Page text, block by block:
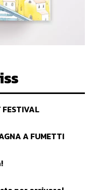
FESTIVAL
A FUMETTI